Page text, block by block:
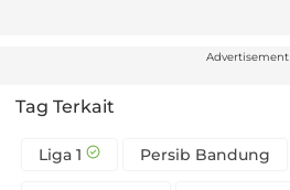
Advertisement
Tag Terkait
Liga 1 Persib Bandung